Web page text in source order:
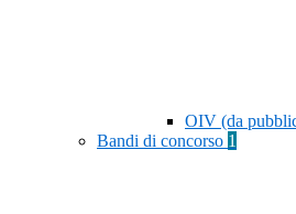
OIV (da
Bandi di concorso 1